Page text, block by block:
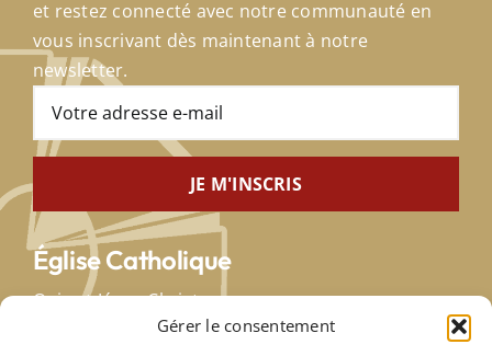
Gérer le consentement
et restez connecté avec notre communauté en
vous inscrivant dès maintenant à notre
newsletter.
Église Catholique
Qui est Jésus-Christ